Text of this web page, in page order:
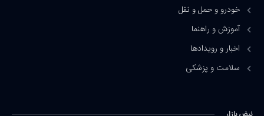
خودرو و حمل و نقل
آموزش و راهنما
اخبار و رویدادها
سلامت و پزشکی